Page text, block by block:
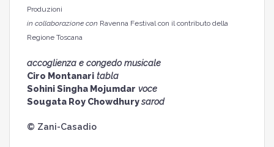
Produzioni
in collaborazione con Ravenna Festivalcon il contributo della
Regione Toscana
accoglienza e congedo musicale
Ciro Montanari tabla
Sohini Singha Mojumdar voce
Sougata Roy Chowdhurysarod
© Zani-Casadio